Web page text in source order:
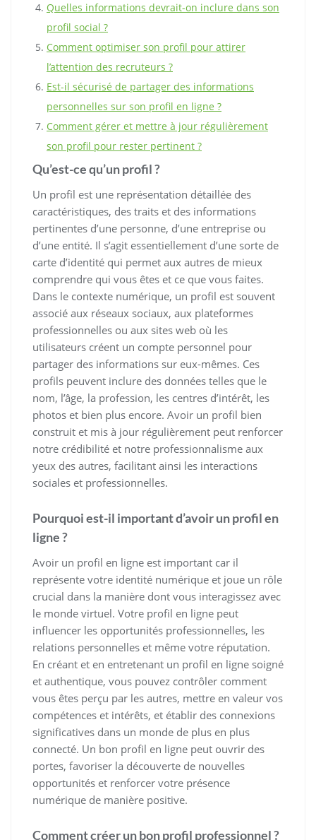
Quelles informations devrait-on inclure dans son
profil social ?
Comment optimiser son profil pour attirer
l’attention des recruteurs ?
Est-il sécurisé de partager des informations
personnelles sur son profil en ligne ?
Comment gérer et mettre à jour régulièrement
son profil pour rester pertinent ?
Qu’est-ce qu’un profil ?
Un profil est une représentation détaillée des
caractéristiques, des traits et des informations
pertinentes d’une personne, d’une entreprise ou
d’une entité. Il s’agit essentiellement d’une sorte de
carte d’identité qui permet aux autres de mieux
comprendre qui vous êtes et ce que vous faites.
Dans le contexte numérique, un profil est souvent
associé aux réseaux sociaux, aux plateformes
professionnelles ou aux sites web où les
utilisateurs créent un compte personnel pour
partager des informations sur eux-mêmes. Ces
profils peuvent inclure des données telles que le
nom, l’âge, la profession, les centres d’intérêt, les
photos et bien plus encore. Avoir un profil bien
construit et mis à jour régulièrement peut renforcer
notre crédibilité et notre professionnalisme aux
yeux des autres, facilitant ainsi les interactions
sociales et professionnelles.
Pourquoi est-il important d’avoir un profil en
ligne ?
Avoir un profil en ligne est important car il
représente votre identité numérique et joue un rôle
crucial dans la manière dont vous interagissez avec
le monde virtuel. Votre profil en ligne peut
influencer les opportunités professionnelles, les
relations personnelles et même votre réputation.
En créant et en entretenant un profil en ligne soigné
et authentique, vous pouvez contrôler comment
vous êtes perçu par les autres, mettre en valeur vos
compétences et intérêts, et établir des connexions
significatives dans un monde de plus en plus
connecté. Un bon profil en ligne peut ouvrir des
portes, favoriser la découverte de nouvelles
opportunités et renforcer votre présence
numérique de manière positive.
Comment créer un bon profil professionnel ?